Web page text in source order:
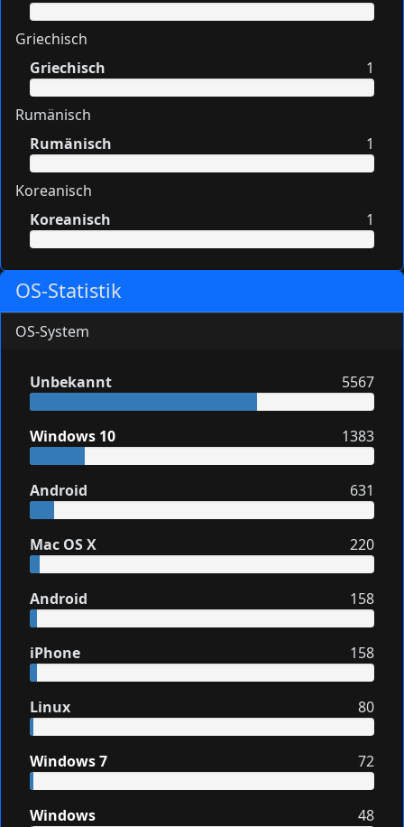
Griechisch
Griechisch
1
Rumänisch
Rumänisch
1
Koreanisch
Koreanisch
1
OS-Statistik
OS-System
Unbekannt 5567
Windows 10 1383
Android 631
Mac OS X 220
Android 158
iPhone 158
Linux 80
Windows 7 72
Windows 48